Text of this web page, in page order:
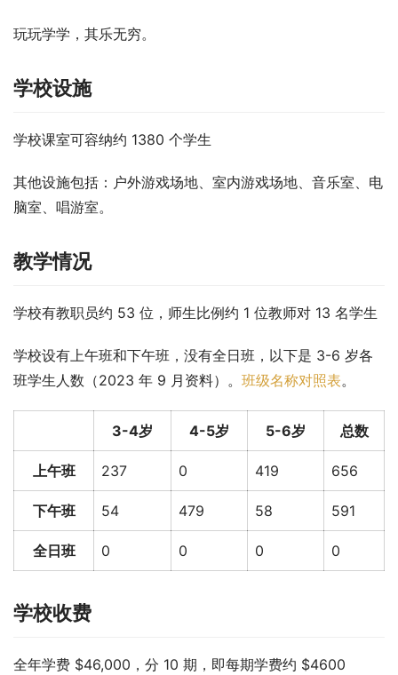
玩玩学学，其乐无穷。
学校设施
学校课室可容纳约 1380 个学生
其他设施包括：户外游戏场地、室内游戏场地、音乐室、电
脑室、唱游室。
教学情况
学校有教职员约 53 位，师生比例约 1 位教师对 13 名学生
学校设有上午班和下午班，没有全日班，以下是 3-6 岁各
班学生人数（2023 年 9 月资料）。 班级名称对照表。
3-4岁 4-5岁 5-6岁 总数
上午班 237 0 419 656
下午班 54 479 58 591
全日班 0 0 0 0
学校收费
全年学费 $46,000，分 10 期，即每期学费约 $4600